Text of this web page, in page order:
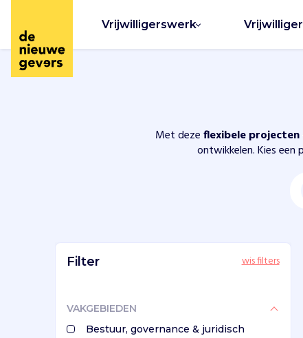
Vrijwilligerswerk
Met dezeflexibele projecten
ontwikkelen. Kies
Filter wis filters
VAKGEBIEDEN
Bestuur, governance & juridisch